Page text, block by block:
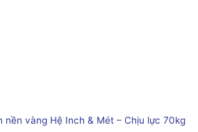
vàng Hệ Inch & Mét – Chịu lực 70kg